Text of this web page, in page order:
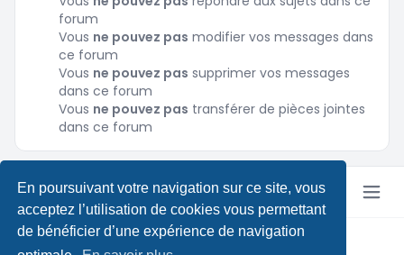
En poursuivant votre navigation sur ce site, vous
acceptez l’utilisation de cookies vous permettant
de bénéficier d’une expérience de navigation
forum
Vous ne pouvez pas modifier vos messages dans
ce forum
Vous ne pouvez pas supprimer vos messages
dans ce forum
Vous ne pouvez pas transférer de pièces jointes
dans ce forum
Copyright © Pokeforum 2026